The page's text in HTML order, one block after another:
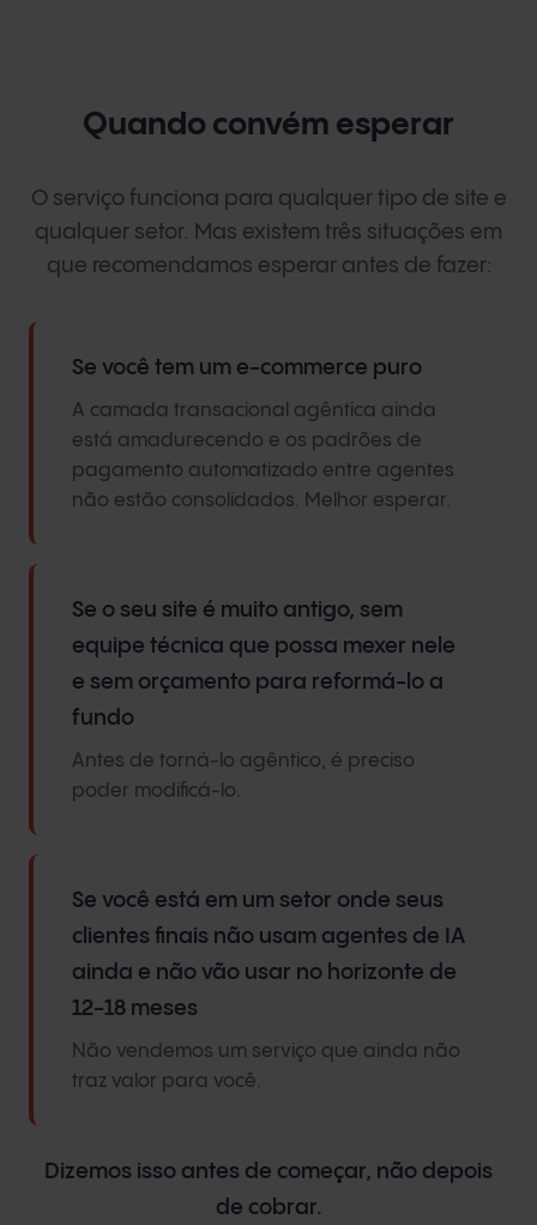
Quando convém esperar
O serviço funciona para qualquer tipo de site e
qualquer setor. Mas existem três situações em
que recomendamos esperar antes de fazer:
Se você tem um e-commerce puro
A camada transacional agêntica ainda
está amadurecendo e os padrões de
pagamento automatizado entre agentes
não estão consolidados. Melhor esperar.
Se o seu site é muito antigo, sem
equipe técnica que possa mexer nele
e sem orçamento para reformá-lo a
fundo
Antes de torná-lo agêntico, é preciso
poder modificá-lo.
Se você está em um setor onde seus
clientes finais não usam agentes de IA
ainda e não vão usar no horizonte de
12-18 meses
Não vendemos um serviço que ainda não
traz valor para você.
Dizemos isso antes de começar, não depois
de cobrar.